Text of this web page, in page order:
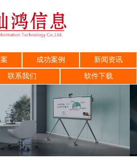
成功案例 新闻资讯
联系我们 软件下载